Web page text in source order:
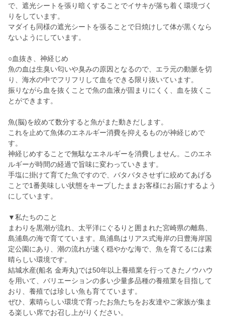
で、遮光シートを張り暗くすることでイサキが落ち着く環境づく
りをしています。
マダイも同様の遮光シートを張ることで日焼けして体が黒くなら
ないようにしています。
○血抜き、神経じめ
魚の血は生臭い匂いや臭みの原因となるので、エラ元の動脈を切
り、海水の中でフリフリして血をできる限り抜いています。
振りながら血を抜くことで魚の血液が固まりにくく、血を抜くこ
とができます。
魚(脳)を絞めて数分すると魚がまた動きだします。
これを止めて魚体のエネルギー消費を抑えるものが神経じめで
す。
神経じめすることで無駄なエネルギーを消費しません。このエネ
ルギーが時間の経過で旨味に変わっていきます。
手塩に掛けて育てた魚ですので、バタバタさせずに絞めてあげる
ことで1番美味しい状態をキープしたままお客様にお届けするよう
にしています。
▼私たちのこと
まわりを黒潮が流れ、太平洋にぐるりと囲まれた宮崎県の離島、
島浦島の海で育てています。島浦島はリアス式海岸の日豊海岸国
定公園にあり、潮の流れが速く穏やかな海で、魚を育てるには素
晴らしい環境です。
結城水産(船名 金寿丸)では50年以上養殖業を行ってきたノウハウ
を用いて、バリエーションの多い少量多品種の養殖業を目指して
おり、養殖では珍しい魚も育てています。
ぜひ、素晴らしい環境で育ったお魚たちをお友達やご家族が集ま
る楽しい席でお召し上がりください。